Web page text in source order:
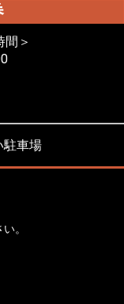
間＞
駐車場
。